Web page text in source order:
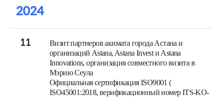
2024
11
Визит партнеров акимата города Астана и
организаций Astana, Astana Invest и Astana
Innovations, организация совместного визита в
Мэрию Сеула
Официальная сертификация ISO9001 (
ISO45001:2018, верификационный номер ITS-KO-